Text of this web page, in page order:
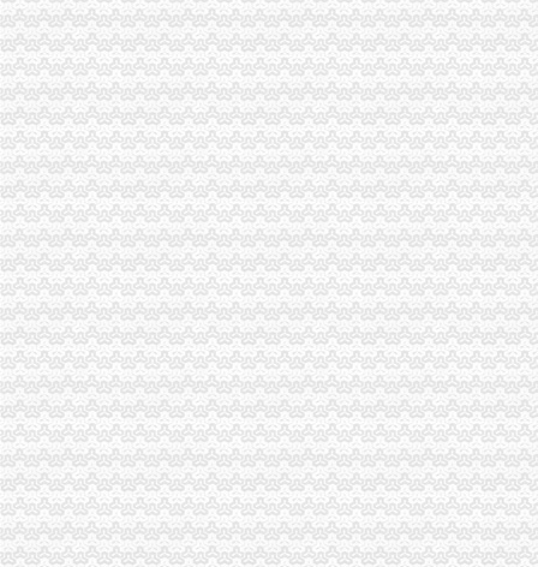
重庆中国青年旅行社代办荷兰旅游商务签证_欣欣旅游网
（重庆）遗失声明登报挂失格式、收费标准
番禺开饮食店需要什么证件,怎样办理-广州58同城
龙溪河流域（垫江段）集镇生活污水处理厂工程设计招标公告
小吃店开店必办的手续？-渠道网
来说下开餐饮店需要哪些手续_商场_土巴兔问吧
开一家小吃店有什么样的流程
上海商行注册流程,商行注册程序_周边服务栏目_机电之家网
重庆市经济和信息化委员会-设置使用移动平台地球站管理暂行办发布
南川餐饮单位油烟排放需“持证”-重庆日报网
车辆工程科实训耗材采购项目招标文件（第二次）——重庆市工业
出具租赁证明要交300元？-房产新闻-重庆搜狐焦点网
开一家小吃加盟店要办什么手续-渠道网
商事制度改革2年月均新设主体数增45.16%-重庆-新闻-旅游-黔江新闻
车辆工程科实训耗材采购项目招标文件——重庆市工业学校、重庆
开办小型砂石场需要哪些程序
开个餐饮店要什么手续？_已解决-阿里巴巴生意经
开一家饮食店要办的手续_一大把餐饮行业圈
广东：粤港澳商事登记＂银政通＂正式落地开办企业时间大幅缩短_新
渝北区当铺典当行办理消防申报【今日推荐网重庆安全防护】
中新城上城上城国际写字楼出租,袁家岗轻轨车站中新城上城,237平
饭店的经营范围怎么写-教育频道-3721健康知识网